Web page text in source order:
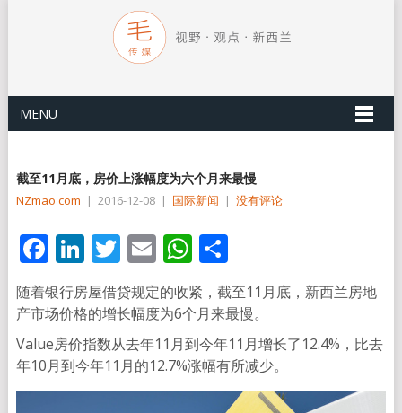
MENU
截至11月底，房价上涨幅度为六个月来最慢
NZmao com | 2016-12-08 | 国际新闻 | 没有评论
Facebook
LinkedIn
Twitter
EmailWhatsApp
分
享
随着银行房屋借贷规定的收紧，截至11月底，新西兰房地
产市场价格的增长幅度为6个月来最慢。
Value房价指数从去年11月到今年11月增长了12.4%，比去
年10月到今年11月的12.7%涨幅有所减少。